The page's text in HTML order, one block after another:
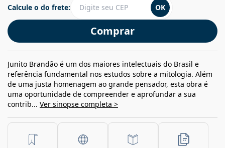
Comprar
Calcule o do frete: OK
Junito Brandão é um dos maiores intelectuais do Brasil e
referência fundamental nos estudos sobre a mitologia. Além
de uma justa homenagem ao grande pensador, esta obra é
uma oportunidade de compreender e aprofundar a sua
contrib... Ver sinopse completa >